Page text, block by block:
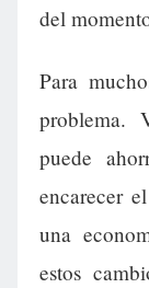
del
Para
problema.
puede
encarecer
una
estos